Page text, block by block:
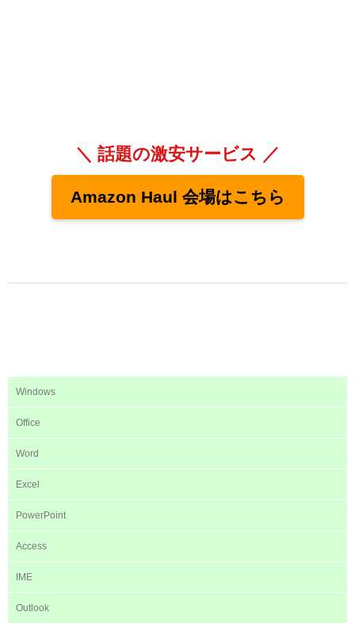
＼ 話題の激安サービス ／
Amazon Haul 会場はこちら
Windows
Office
Word
Excel
PowerPoint
Access
IME
Outlook